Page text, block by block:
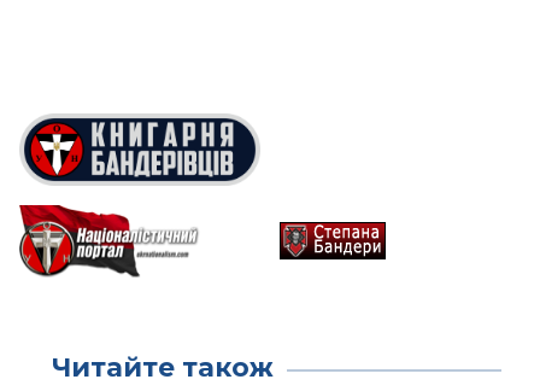
Читайте також